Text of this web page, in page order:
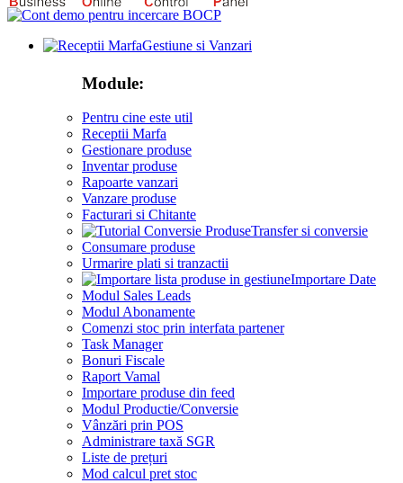
Gestiune si Vanzari
Module:
Pentru cine este util
Receptii Marfa
Gestionare produse
Inventar produse
Rapoarte vanzari
Vanzare produse
Facturari si Chitante
Transfer si conversie
Consumare produse
Urmarire plati si tranzactii
Importare Date
Modul Sales Leads
Modul Abonamente
Comenzi stoc prin interfata partener
Task Manager
Bonuri Fiscale
Raport Vamal
Importare produse din feed
Modul Productie/Conversie
Vânzări prin POS
Administrare taxă SGR
Liste de prețuri
Mod calcul pret stoc